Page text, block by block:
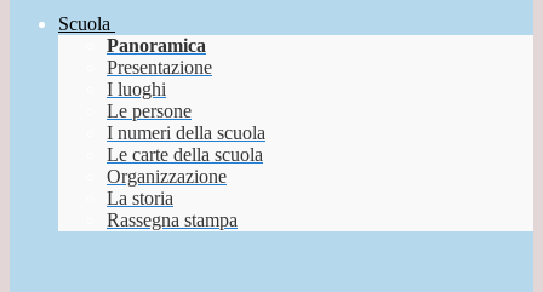
Scuola
Panoramica
Presentazione
I luoghi
Le persone
I numeri della scuola
Le carte della scuola
Organizzazione
La storia
Rassegna stampa